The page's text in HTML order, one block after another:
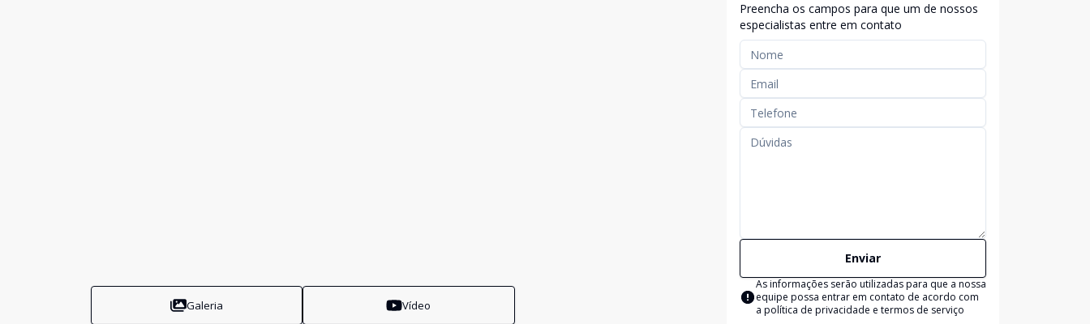
Galeria Vídeo
Preencha os campos para que um de nossos
especialistas entre em contato
Enviar
As informações serão utilizadas para que a nossa
equipe possa entrar em contato de acordo com
a política de privacidade e termos de serviço